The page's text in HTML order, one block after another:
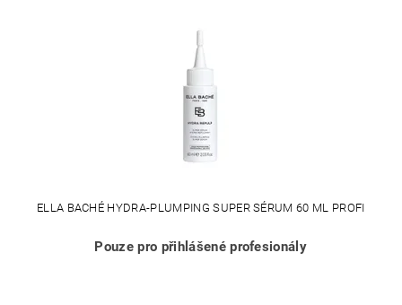
ELLA BACHÉ HYDRA-PLUMPING SUPER SÉRUM 60 ML PROFI
Pouze pro přihlášené profesionály